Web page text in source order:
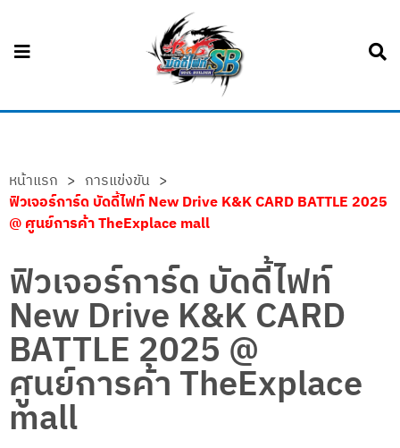
หน้าแรก > การแข่งขัน >
ฟิวเจอร์การ์ด บัดดี้ไฟท์ New Drive K&K CARD BATTLE 2025
@ ศูนย์การค้า TheExplace mall
ฟิวเจอร์การ์ด บัดดี้ไฟท์
New Drive K&K CARD
BATTLE 2025 @
ศูนย์การค้า TheExplace
mall